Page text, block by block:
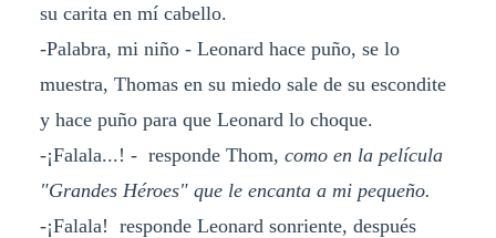
su carita en mí cabello.
-Palabra, mi niño - Leonard hace puño, se lo
muestra, Thomas en su miedo sale de su escondite
y hace puño para que Leonard lo choque.
-¡Falala...! - responde Thom, como en la película
"Grandes Héroes" que le encanta a mi pequeño.
-¡Falala! responde Leonard sonriente, después